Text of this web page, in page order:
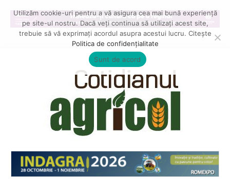
Utilizăm cookie-uri pentru a vă asigura cea mai bună experiență
pe site-ul nostru. Dacă veți continua să utilizați acest site,
trebuie să vă exprimați acordul asupra acestui lucru. Citește
Politica de confidențialitate
Sunt de acord